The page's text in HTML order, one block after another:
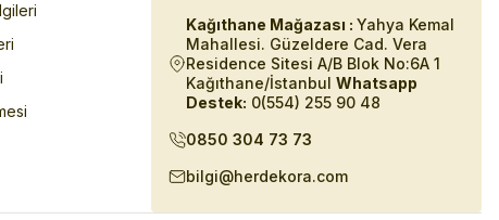
Kağıthane Mağazası : Yahya Kemal
Mahallesi. Güzeldere Cad. Vera
Residence Sitesi A/B Blok No:6A 1
Kağıthane/İstanbul Whatsapp
Destek: 0(554) 255 90 48
0850 304 73 73
bilgi@herdekora.com